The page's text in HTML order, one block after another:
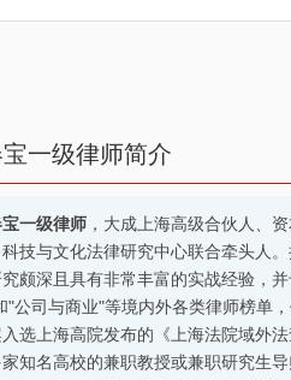
一级律师简介
一级律师，大成上海高级合伙人、
科技与文化法律研究中心联合牵头人
究颇深且具有非常丰富的实战经验，
"公司与商业"等境内外各类律师榜单
选上海高院发布的《上海法院域外
家知名高校的兼职教授或兼职研究生